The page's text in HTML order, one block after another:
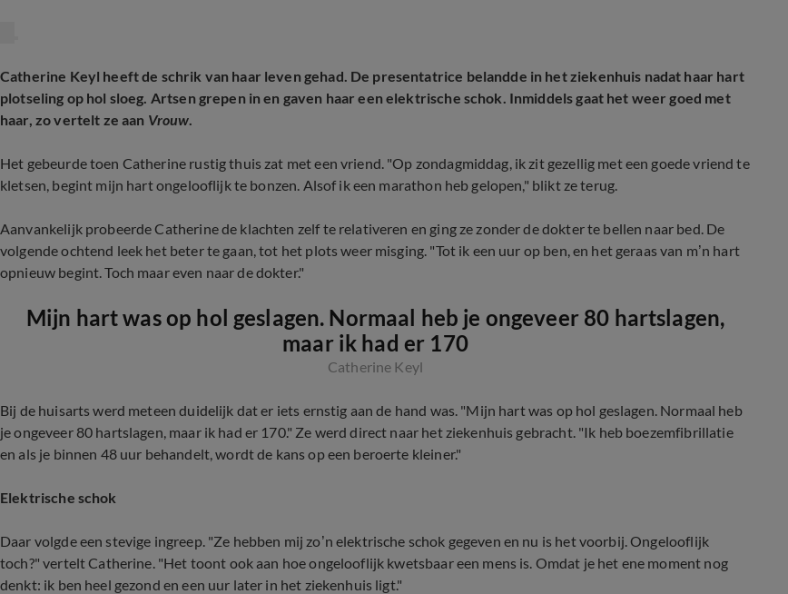
Catherine Keyl heeft de schrik van haar leven gehad. De presentatrice belandde in het ziekenhuis nadat haar hart
plotseling op hol sloeg. Artsen grepen in en gaven haar een elektrische schok. Inmiddels gaat het weer goed met
haar, zo vertelt ze aan Vrouw.
Het gebeurde toen Catherine rustig thuis zat met een vriend. "Op zondagmiddag, ik zit gezellig met een goede vriend te
kletsen, begint mijn hart ongelooflijk te bonzen. Alsof ik een marathon heb gelopen," blikt ze terug.
Aanvankelijk probeerde Catherine de klachten zelf te relativeren en ging ze zonder de dokter te bellen naar bed. De
volgende ochtend leek het beter te gaan, tot het plots weer misging. "Tot ik een uur op ben, en het geraas van m’n hart
opnieuw begint. Toch maar even naar de dokter."
Mijn hart was op hol geslagen. Normaal heb je ongeveer 80 hartslagen,
maar ik had er 170
Catherine Keyl
Bij de huisarts werd meteen duidelijk dat er iets ernstig aan de hand was. "Mijn hart was op hol geslagen. Normaal heb
je ongeveer 80 hartslagen, maar ik had er 170." Ze werd direct naar het ziekenhuis gebracht. "Ik heb boezemfibrillatie
en als je binnen 48 uur behandelt, wordt de kans op een beroerte kleiner."
Elektrische schok
Daar volgde een stevige ingreep. "Ze hebben mij zo’n elektrische schok gegeven en nu is het voorbij. Ongelooflijk
toch?" vertelt Catherine. "Het toont ook aan hoe ongelooflijk kwetsbaar een mens is. Omdat je het ene moment nog
denkt: ik ben heel gezond en een uur later in het ziekenhuis ligt."